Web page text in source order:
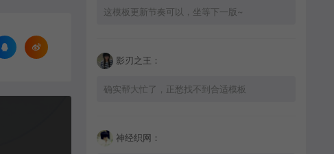
这模板更新节奏可以，坐等下一版~
影刃之王：
确实帮大忙了，正愁找不到合适模板
神经织网：